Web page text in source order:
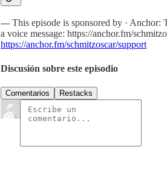
--- This episode is sponsored by · Anchor:
a voice message: https://anchor.fm/
https://anchor.fm/schmitzoscar/support
Discusión sobre este episodio
Comentarios Restacks